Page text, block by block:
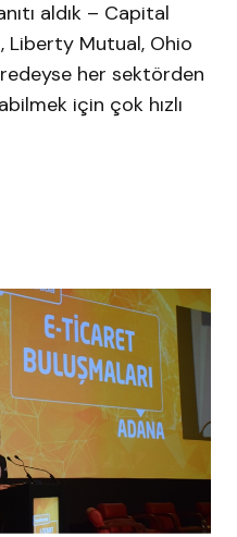
aldık – Capital
Liberty Mutual, Ohio
her sektörden
için çok hızlı